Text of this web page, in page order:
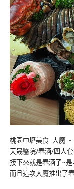
桃園中壢美食–大魔
天晟醫院/春酒/四人
接下來就是春酒了~
而且這次大魔推出了